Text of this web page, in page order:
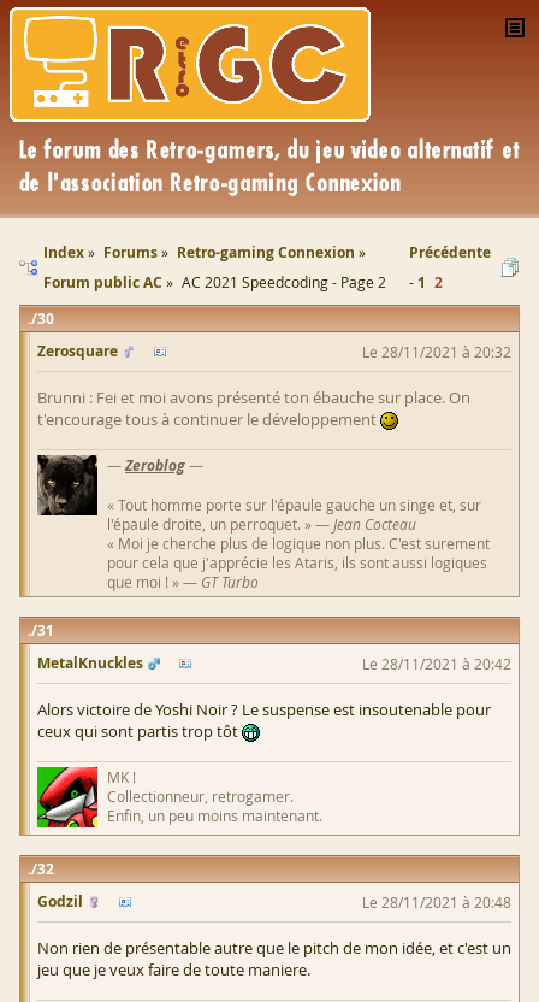
Index Forums
Retro-gaming Connexion
Forum public AC
AC 2021 Speedcoding - Page 2
Précédente
1 2
30
Zerosquare
Le 28/11/2021 à 20:32
Brunni : Fei et moi avons présenté ton ébauche sur place. On
t'encourage tous à continuer le développement
—Zeroblog—
« Tout homme porte sur l'épaule gauche un singe et, sur
l'épaule droite, un perroquet. » — Jean Cocteau
« Moi je cherche plus de logique non plus. C'est surement
pour cela que j'apprécie les Ataris, ils sont aussi logiques
que moi ! » — GT Turbo
31
MetalKnuckles
Le 28/11/2021 à 20:42
Alors victoire de Yoshi Noir ? Le suspense est insoutenable pour
ceux qui sont partis trop tôt
MK !
Collectionneur, retrogamer.
Enfin, un peu moins maintenant.
32
Godzil
Le 28/11/2021 à 20:48
Non rien de présentable autre que le pitch de mon idée, et c'est un
jeu que je veux faire de toute maniere.